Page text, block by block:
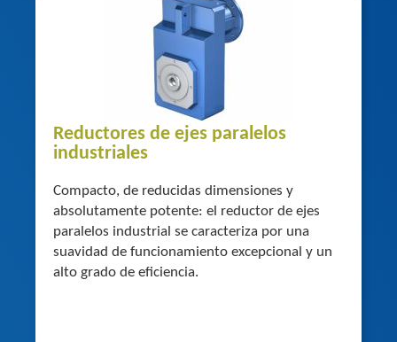
Reductores de ejes paralelos
industriales
Compacto, de reducidas dimensiones y
absolutamente potente: el reductor de ejes
paralelos industrial se caracteriza por una
suavidad de funcionamiento excepcional y un
alto grado de eficiencia.